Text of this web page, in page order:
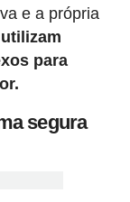
e a própria
utilizam
para
segura